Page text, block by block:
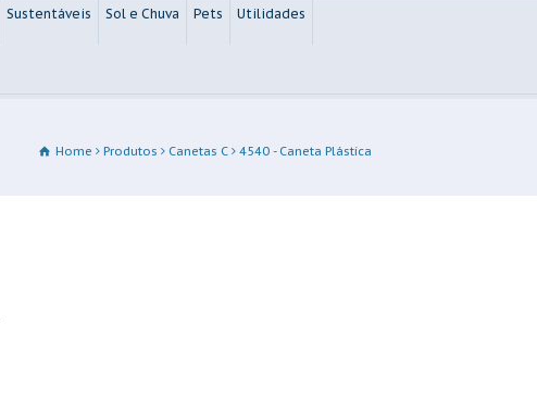
Sustentáveis Sol e Chuva Pets Utilidades
Home Produtos Canetas C 4540 - Caneta Plástica